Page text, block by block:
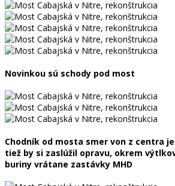
Novinkou sú schody pod most
Chodník od mosta smer von z centra
tiež by si zaslúžil opravu, okrem
buriny vrátane zastávky MHD